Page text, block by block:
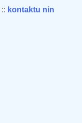
:: kontaktu nin